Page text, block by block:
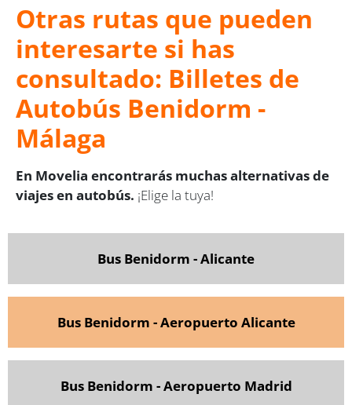
Otras rutas que pueden
interesarte si has
consultado: Billetes de
Autobús Benidorm -
Málaga
En Movelia encontrarás muchas alternativas de
viajes en autobús. ¡Elige la tuya!
Bus Benidorm - Alicante
Bus Benidorm - Aeropuerto Alicante
Bus Benidorm - Aeropuerto Madrid